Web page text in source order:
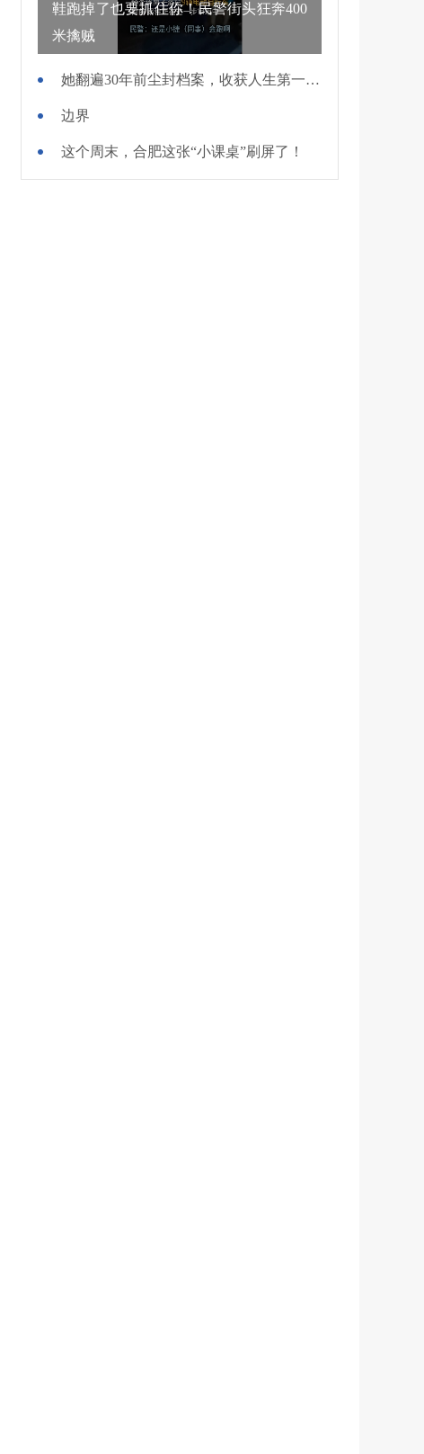
鞋跑掉了也要抓住你！民警街头狂奔400
米擒贼
她翻遍30年前尘封档案，收获人生第一面锦旗
边界
这个周末，合肥这张“小课桌”刷屏了！